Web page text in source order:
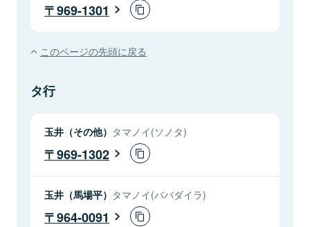
969-1301
このページの先頭に戻る
タ行
玉井（その他） タマノイ(ソノタ)
969-1302
玉井（馬場平） タマノイ(ババダイラ)
964-0091